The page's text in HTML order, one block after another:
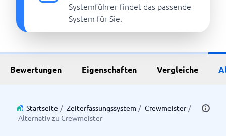
Systemführer findet das passende
System für Sie.
Bewertungen Eigenschaften Vergleiche
Startseite / Zeiterfassungssystem / Crewmeister /
Alternativ zu Crewmeister